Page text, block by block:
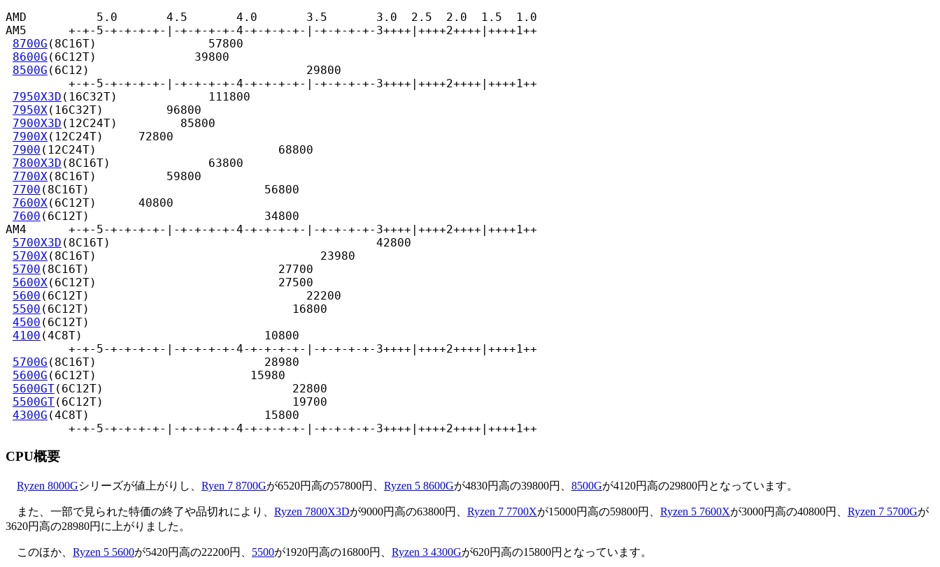
AMD          5.0       4.5       4.0       3.5       3.0  2.5  2.0  1.5  1.0
AM5      +-+-5-+-+-+-+-|-+-+-+-+-4-+-+-+-+-|-+-+-+-+-3++++|++++2++++|++++1++
8700G (8C16T)                57800
8600G (6C12T)              39800
8500G (6C12)                               29800
         +-+-5-+-+-+-+-|-+-+-+-+-4-+-+-+-+-|-+-+-+-+-3++++|++++2++++|++++1++
7950X3D (16C32T)             111800
7950X (16C32T)         96800
7900X3D (12C24T)         85800
7900X (12C24T)     72800
7900 (12C24T)                          68800
7800X3D (8C16T)              63800
7700X (8C16T)          59800
7700 (8C16T)                         56800
7600X (6C12T)      40800
7600 (6C12T)                         34800
AM4      +-+-5-+-+-+-+-|-+-+-+-+-4-+-+-+-+-|-+-+-+-+-3++++|++++2++++|++++1++
5700X3D (8C16T)                                      42800
5700X (8C16T)                                23980
5700 (8C16T)                           27700
5600X (6C12T)                          27500
5600 (6C12T)                               22200
5500 (6C12T)                             16800
4500 (6C12T)
4100 (4C8T)                          10800
         +-+-5-+-+-+-+-|-+-+-+-+-4-+-+-+-+-|-+-+-+-+-3++++|++++2++++|++++1++
5700G (8C16T)                        28980
5600G (6C12T)                      15980
5600GT(6C12T)                           22800
5500GT(6C12T)                           19700
4300G (4C8T)                         15800
         +-+-5-+-+-+-+-|-+-+-+-+-4-+-+-+-+-|-+-+-+-+-3++++|++++2++++|++++1++
CPU概要
Ryzen 8000Gシリーズが値上がりし、 Ryen 7 8700Gが6520円高の57800円、 Ryzen 5 8600Gが4830円高の39800円、 8500Gが4120円高の29800円となっています。
また、一部で見られた特価の終了や品切れにより、 Ryzen 7800X3Dが9000円高の63800円、 Ryzen 7 7700Xが15000円高の59800円、 Ryzen 5 7600Xが3000円高の40800円、 Ryzen 7 5700Gが
3620円高の28980円に上がりました。
このほか、 Ryzen 5 5600が5420円高の22200円、 5500が1920円高の16800円、 Ryzen 3 4300Gが620円高の15800円となっています。